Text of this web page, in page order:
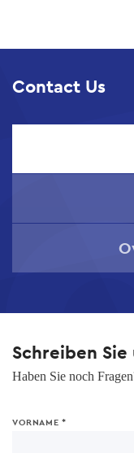
content
Contact Us
Schreiben Sie
Haben Sie noch
VORNAME